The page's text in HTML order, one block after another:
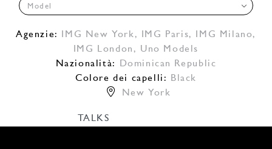
Model
Agenzie: IMG New York, IMG Paris, IMG Milano,
IMG London , Uno Models
Nazionalità:
Dominican Republic
Colore dei capelli:
Black
New York
TALKS